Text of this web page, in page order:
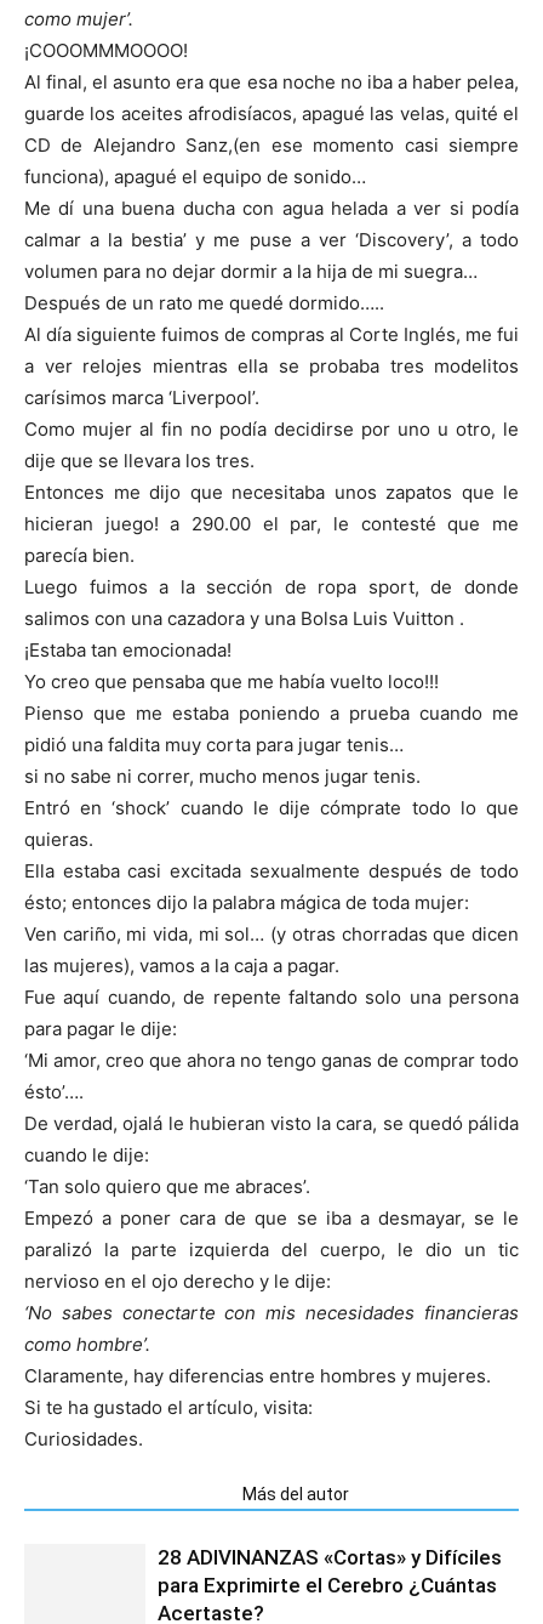
como mujer’.
¡COOOMMMOOOO!
Al final, el asunto era que esa noche no iba a haber pelea,
guarde los aceites afrodisíacos, apagué las velas, quité el
CD de Alejandro Sanz,(en ese momento casi siempre
funciona), apagué el equipo de sonido…
Me dí una buena ducha con agua helada a ver si podía
calmar a la bestia’ y me puse a ver ‘Discovery’, a todo
volumen para no dejar dormir a la hija de mi suegra…
Después de un rato me quedé dormido…..
Al día siguiente fuimos de compras al Corte Inglés, me fui
a ver relojes mientras ella se probaba tres modelitos
carísimos marca ‘Liverpool’.
Como mujer al fin no podía decidirse por uno u otro, le
dije que se llevara los tres.
Entonces me dijo que necesitaba unos zapatos que le
hicieran juego! a 290.00 el par, le contesté que me
parecía bien.
Luego fuimos a la sección de ropa sport, de donde
salimos con una cazadora y una Bolsa Luis Vuitton .
¡Estaba tan emocionada!
Yo creo que pensaba que me había vuelto loco!!!
Pienso que me estaba poniendo a prueba cuando me
pidió una faldita muy corta para jugar tenis…
si no sabe ni correr, mucho menos jugar tenis.
Entró en ‘shock’ cuando le dije cómprate todo lo que
quieras.
Ella estaba casi excitada sexualmente después de todo
ésto; entonces dijo la palabra mágica de toda mujer:
Ven cariño, mi vida, mi sol… (y otras chorradas que dicen
las mujeres), vamos a la caja a pagar.
Fue aquí cuando, de repente faltando solo una persona
para pagar le dije:
‘Mi amor, creo que ahora no tengo ganas de comprar todo
ésto’….
De verdad, ojalá le hubieran visto la cara, se quedó pálida
cuando le dije:
‘Tan solo quiero que me abraces’.
Empezó a poner cara de que se iba a desmayar, se le
paralizó la parte izquierda del cuerpo, le dio un tic
nervioso en el ojo derecho y le dije:
‘No sabes conectarte con mis necesidades financieras
como hombre’.
Claramente, hay diferencias entre hombres y mujeres.
Si te ha gustado el artículo, visita:
Curiosidades.
Más del autor
28 ADIVINANZAS «Cortas» y Difíciles
para Exprimirte el Cerebro ¿Cuántas
Acertaste?